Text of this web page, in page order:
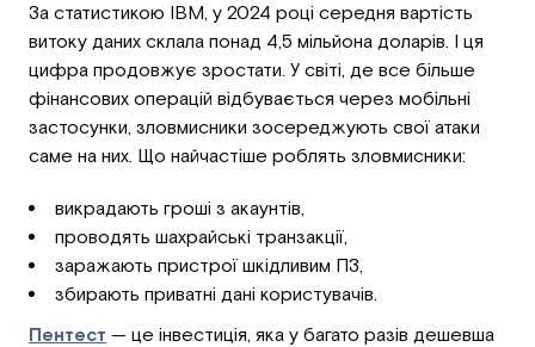
За статистикою IBM, у 2024 році середня вартість
витоку даних склала понад 4,5 мільйона доларів. І ця
цифра продовжує зростати. У світі, де все більше
фінансових операцій відбувається через мобільні
застосунки, зловмисники зосереджують свої атаки
саме на них. Що найчастіше роблять зловмисники:
викрадають гроші з акаунтів,
проводять шахрайські транзакції,
заражають пристрої шкідливим ПЗ,
збирають приватні дані користувачів.
Пентест — це інвестиція, яка у багато разів дешевша